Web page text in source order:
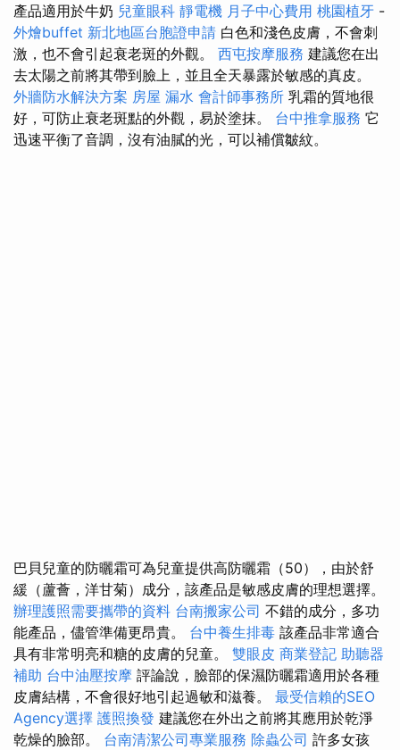
產品適用於牛奶 兒童眼科 靜電機 月子中心費用 桃園植牙 -
外燴buffet 新北地區台胞證申請 白色和淺色皮膚，不會刺
激，也不會引起衰老斑的外觀。 西屯按摩服務 建議您在出
去太陽之前將其帶到臉上，並且全天暴露於敏感的真皮。
外牆防水解決方案 房屋 漏水 會計師事務所 乳霜的質地很
好，可防止衰老斑點的外觀，易於塗抹。 台中推拿服務 它
迅速平衡了音調，沒有油膩的光，可以補償皺紋。
巴貝兒童的防曬霜可為兒童提供高防曬霜（50），由於舒
緩（蘆薈，洋甘菊）成分，該產品是敏感皮膚的理想選擇。
辦理護照需要攜帶的資料 台南搬家公司 不錯的成分，多功
能產品，儘管準備更昂貴。 台中養生排毒 該產品非常適合
具有非常明亮和糖的皮膚的兒童。 雙眼皮 商業登記 助聽器
補助 台中油壓按摩 評論說，臉部的保濕防曬霜適用於各種
皮膚結構，不會很好地引起過敏和滋養。 最受信賴的SEO
Agency選擇 護照換發 建議您在外出之前將其應用於乾淨
乾燥的臉部。 台南清潔公司專業服務 除蟲公司 許多女孩